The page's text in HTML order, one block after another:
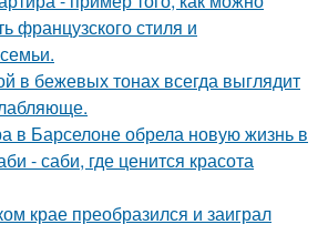
французского стиля и
в бежевых тонах всегда выглядит
в Барселоне обрела новую жизнь в
- саби, где ценится красота
крае преобразился и заиграл